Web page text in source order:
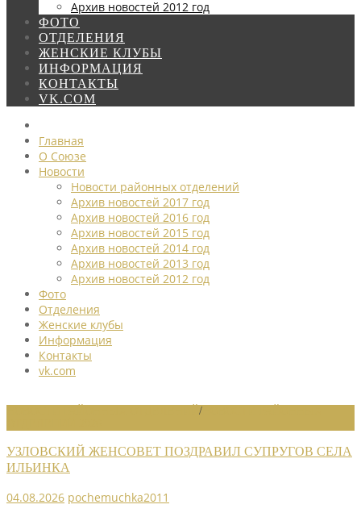
Архив новостей 2012 год
ФОТО
ОТДЕЛЕНИЯ
ЖЕНСКИЕ КЛУБЫ
ИНФОРМАЦИЯ
КОНТАКТЫ
VK.COM
Главная
О Союзе
Новости
Новости районных отделений
Архив новостей 2017 год
Архив новостей 2016 год
Архив новостей 2015 год
Архив новостей 2014 год
Архив новостей 2013 год
Архив новостей 2012 год
Фото
Отделения
Женские клубы
Информация
Контакты
vk.com
/
УЗЛОВСКИЙ ЖЕНСОВЕТ ПОЗДРАВИЛ СУПРУГОВ СЕЛА
ИЛЬИНКА
04.08.2026 pochemuchka2011